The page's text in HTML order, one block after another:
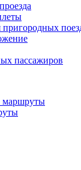
пассажиров
маршруты